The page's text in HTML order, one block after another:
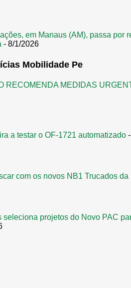
em Manaus (AM), passa por
- 8/1/2026
Mobilidade Pe
RECOMENDA MEDIDAS
a testar o OF-1721 automatizado
com os novos NB1 Trucados da
seleciona projetos do Novo PAC